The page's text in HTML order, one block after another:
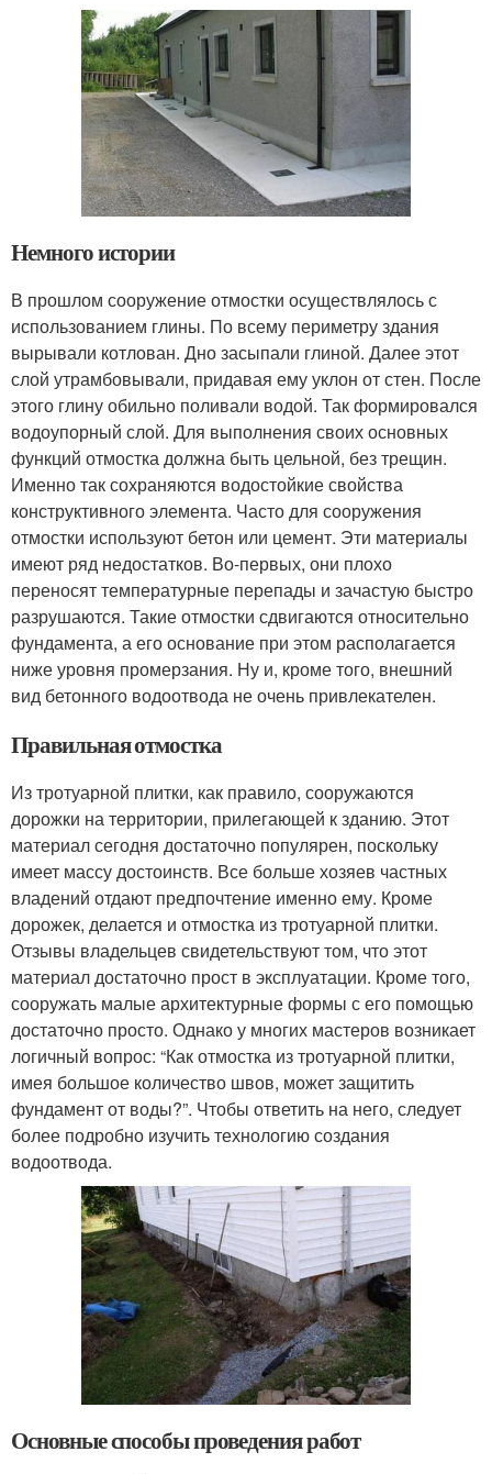
Немного истории
В прошлом сооружение отмостки осуществлялось с
использованием глины. По всему периметру здания
вырывали котлован. Дно засыпали глиной. Далее этот
слой утрамбовывали, придавая ему уклон от стен. После
этого глину обильно поливали водой. Так формировался
водоупорный слой. Для выполнения своих основных
функций отмостка должна быть цельной, без трещин.
Именно так сохраняются водостойкие свойства
конструктивного элемента. Часто для сооружения
отмостки используют бетон или цемент. Эти материалы
имеют ряд недостатков. Во-первых, они плохо
переносят температурные перепады и зачастую быстро
разрушаются. Такие отмостки сдвигаются относительно
фундамента, а его основание при этом располагается
ниже уровня промерзания. Ну и, кроме того, внешний
вид бетонного водоотвода не очень привлекателен.
Правильная отмостка
Из тротуарной плитки, как правило, сооружаются
дорожки на территории, прилегающей к зданию. Этот
материал сегодня достаточно популярен, поскольку
имеет массу достоинств. Все больше хозяев частных
владений отдают предпочтение именно ему. Кроме
дорожек, делается и отмостка из тротуарной плитки.
Отзывы владельцев свидетельствуют том, что этот
материал достаточно прост в эксплуатации. Кроме того,
сооружать малые архитектурные формы с его помощью
достаточно просто. Однако у многих мастеров возникает
логичный вопрос: “Как отмостка из тротуарной плитки,
имея большое количество швов, может защитить
фундамент от воды?”. Чтобы ответить на него, следует
более подробно изучить технологию создания
водоотвода.
Основные способы проведения работ